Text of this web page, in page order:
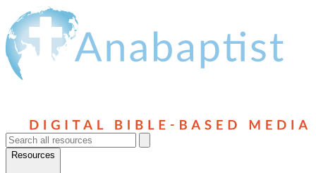
Resources